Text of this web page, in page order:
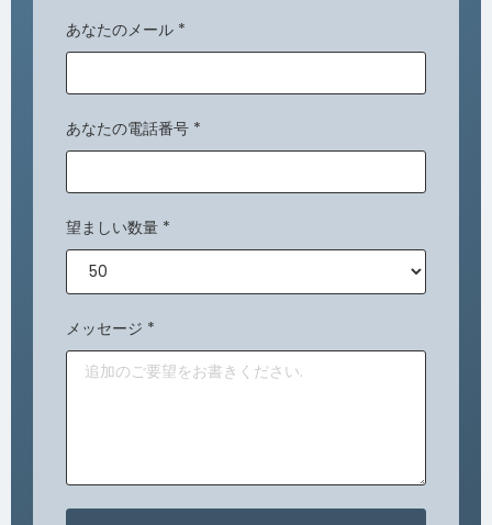
あなたのメール *
あなたの電話番号 *
望ましい数量 *
メッセージ *